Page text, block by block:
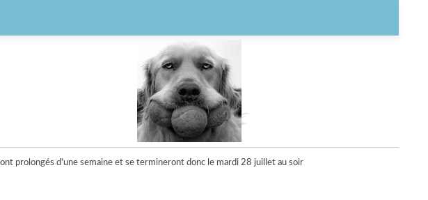
prolongés d'une semaine et se termineront donc le mardi 28 juillet au soir